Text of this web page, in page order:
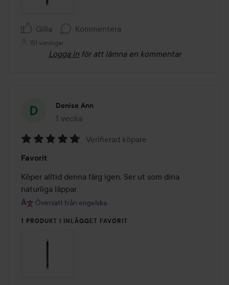
Gilla Kommentera
151 visningar
Logga in för att lämna en kommentar
Denise Ann
1 vecka
Inlägget skapades 1 vecka
5
av
5
Verifierad köpare
Favorit
Köper alltid denna färg igen. Ser ut som dina
naturliga läppar
Översatt från engelska
1 PRODUKT I INLÄGGET FAVORIT